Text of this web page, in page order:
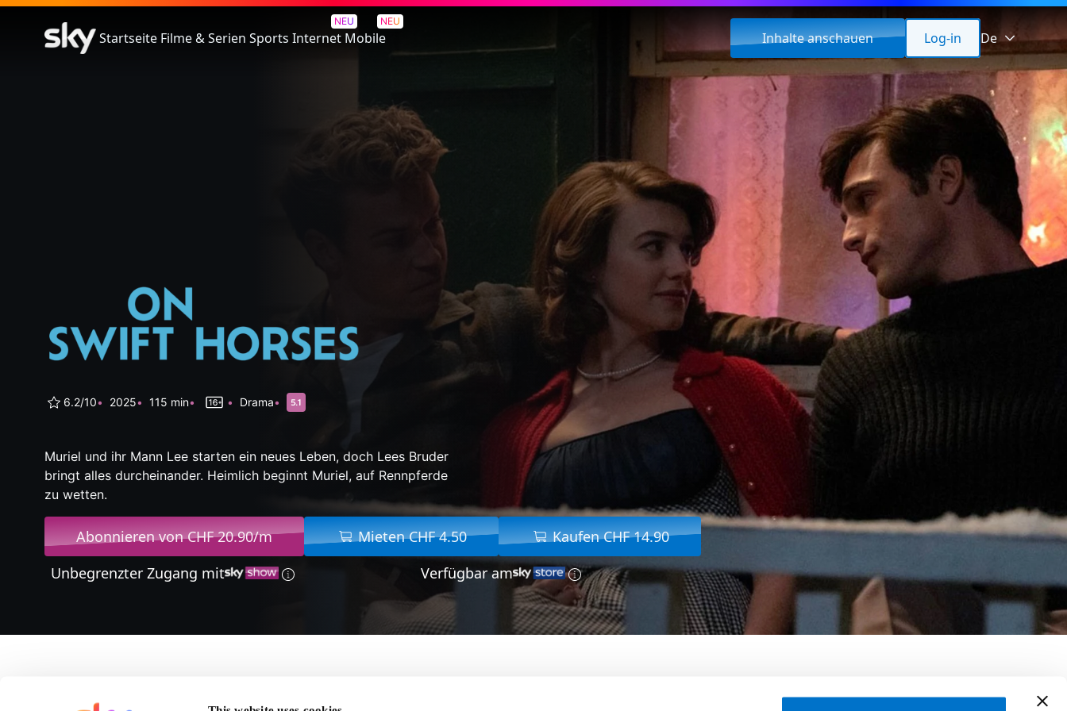
Startseite Filme & Serien Sports
NEU
Internet
NEU
Mobile Inhalte anschauen Log-in De
On Swift Horses
6.2/10 2025 115 min Drama
Muriel und ihr Mann Lee starten ein neues Leben, doch Lees Bruder
bringt alles durcheinander. Heimlich beginnt Muriel, auf Rennpferde
zu wetten.
Abonnieren von CHF 20.90/m
Unbegrenzter Zugang mit
Mieten CHF 4.50
Kaufen CHF 14.90
Verfügbar am